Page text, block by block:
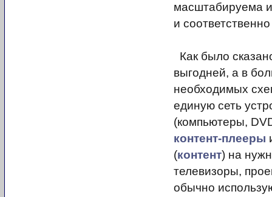
масштабируема
и
Как было
выгодней, а в
необходимых
единую сеть
(компьютеры,
контент-плееры
(контент) на
телевизоры,
обычно